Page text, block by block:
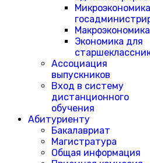
Макроэкономика
Экономика для
Ассоциация
выпускников
Вход в систему
дистанционного
обучения
Абитуриенту
Бакалавриат
Магистратура
Общая информация